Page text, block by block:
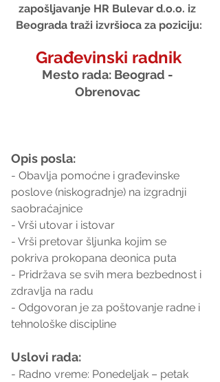
zapošljavanje HR Bulevar d.o.o. iz
Beograda traži izvršioca za poziciju:
Građevinski radnik
Mesto rada: Beograd -
Obrenovac
Opis posla:
- Obavlja pomoćne i građevinske
poslove (niskogradnje) na izgradnji
saobraćajnice
- Vrši utovar i istovar
- Vrši pretovar šljunka kojim se
pokriva prokopana deonica puta
- Pridržava se svih mera bezbednost i
zdravlja na radu
- Odgovoran je za poštovanje radne i
tehnološke discipline
Uslovi rada:
- Radno vreme: Ponedeljak – petak